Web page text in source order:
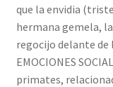
que la envidia
hermana gemela,
regocijo delante de
EMOCIONES
primates,